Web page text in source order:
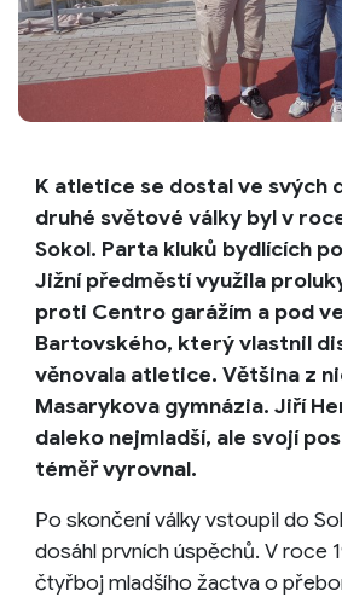
K atletice se dostal ve svých
druhé světové války byl v
Sokol. Parta kluků bydlících
Jižní předměstí využila
proti Centro garážím a pod
Bartovského, který vlastnil
věnovala atletice. Většina z
Masarykova gymnázia. Jiří
daleko nejmladší, ale svojí
téměř vyrovnal.
Po skončení války vstoupil do
dosáhl prvních úspěchů. V roce
čtyřboj mladšího žactva o